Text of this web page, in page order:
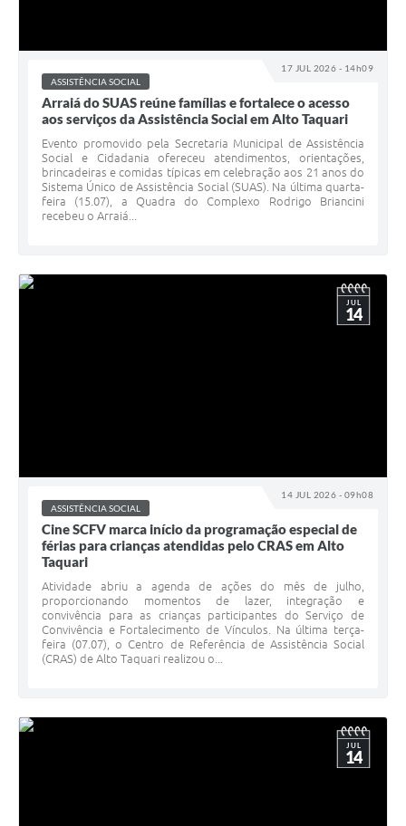
17 JUL 2026 - 14h09
ASSISTÊNCIA SOCIAL
Arraiá do SUAS reúne famílias e fortalece o acesso
aos serviços da Assistência Social em Alto Taquari
Evento promovido pela Secretaria Municipal de Assistência
Social e Cidadania ofereceu atendimentos, orientações,
brincadeiras e comidas típicas em celebração aos 21 anos do
Sistema Único de Assistência Social (SUAS). Na última quarta-
feira (15.07), a Quadra do Complexo Rodrigo Briancini
recebeu o Arraiá...
14 JUL 2026 - 09h08
JUL
14
ASSISTÊNCIA SOCIAL
Cine SCFV marca início da programação especial de
férias para crianças atendidas pelo CRAS em Alto
Taquari
Atividade abriu a agenda de ações do mês de julho,
proporcionando momentos de lazer, integração e
convivência para as crianças participantes do Serviço de
Convivência e Fortalecimento de Vínculos. Na última terça-
feira (07.07), o Centro de Referência de Assistência Social
(CRAS) de Alto Taquari realizou o...
JUL
14